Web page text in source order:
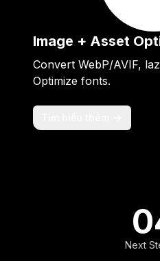
Image + Asset
Convert WebP/AVIF,
Optimize fonts.
Next